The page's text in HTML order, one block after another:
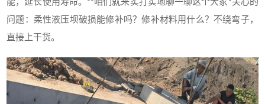
问题：柔性液压坝破损能修补吗？修补材料用什么？不绕弯子，
直接上干货。